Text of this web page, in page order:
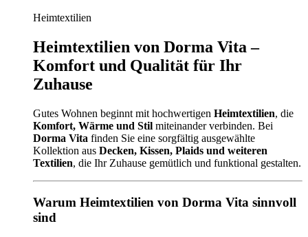
Heimtextilien
Heimtextilien von Dorma Vita –
Komfort und Qualität für Ihr
Zuhause
Gutes Wohnen beginnt mit hochwertigen Heimtextilien, die
Komfort, Wärme und Stil miteinander verbinden. Bei
Dorma Vita finden Sie eine sorgfältig ausgewählte
Kollektion aus Decken, Kissen, Plaids und weiteren
Textilien, die Ihr Zuhause gemütlich und funktional gestalten.
Warum Heimtextilien von Dorma Vita sinnvoll
sind